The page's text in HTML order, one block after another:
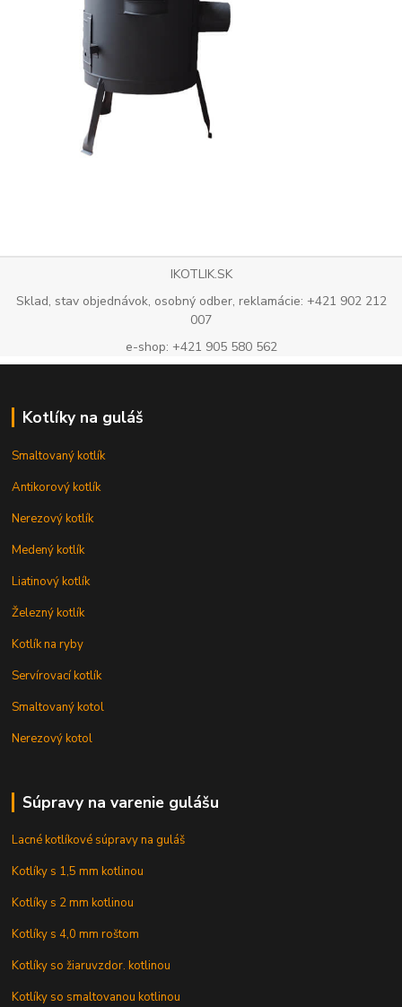
IKOTLIK.SK
Sklad, stav objednávok, osobný odber, reklamácie: +421 902 212
007
e-shop: +421 905 580 562
Kotlíky na guláš
Smaltovaný kotlík
Antikorový kotlík
Nerezový kotlík
Medený kotlík
Liatinový kotlík
Železný kotlík
Kotlík na ryby
Servírovací kotlík
Smaltovaný kotol
Nerezový kotol
Súpravy na varenie gulášu
Lacné kotlíkové súpravy na guláš
Kotlíky s 1,5 mm kotlinou
Kotlíky s 2 mm kotlinou
Kotlíky s 4,0 mm roštom
Kotlíky so žiaruvzdor. kotlinou
Kotlíky so smaltovanou kotlinou